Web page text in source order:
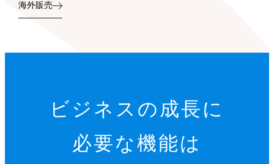
海外販売
ビジネスの成長に
必要な機能は